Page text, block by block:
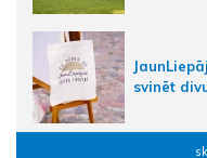
svinēt